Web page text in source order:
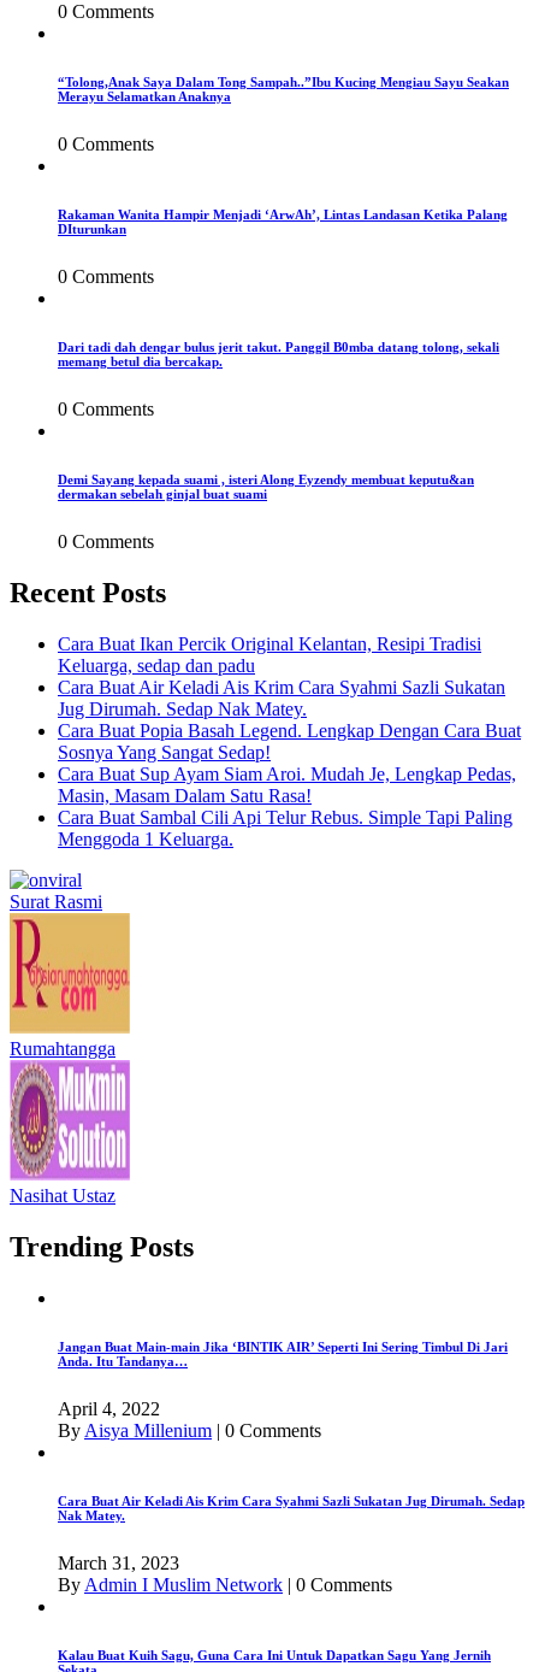
0 Comments
“Tolong,Anak Saya Dalam Tong Sampah..”Ibu Kucing Mengiau Sayu Seakan
Merayu Selamatkan Anaknya
0 Comments
Rakaman Wanita Hampir Menjadi ‘ArwAh’, Lintas Landasan Ketika Palang
DIturunkan
0 Comments
Dari tadi dah dengar bulus jerit takut. Panggil B0mba datang tolong, sekali
memang betul dia bercakap.
0 Comments
Demi Sayang kepada suami , isteri Along Eyzendy membuat keputu&an
dermakan sebelah ginjal buat suami
0 Comments
Recent Posts
Cara Buat Ikan Percik Original Kelantan, Resipi Tradisi
Keluarga, sedap dan padu
Cara Buat Air Keladi Ais Krim Cara Syahmi Sazli Sukatan
Jug Dirumah. Sedap Nak Matey.
Cara Buat Popia Basah Legend. Lengkap Dengan Cara Buat
Sosnya Yang Sangat Sedap!
Cara Buat Sup Ayam Siam Aroi. Mudah Je, Lengkap Pedas,
Masin, Masam Dalam Satu Rasa!
Cara Buat Sambal Cili Api Telur Rebus. Simple Tapi Paling
Menggoda 1 Keluarga.
Surat Rasmi
Rumahtangga
Nasihat Ustaz
Trending Posts
Jangan Buat Main-main Jika ‘BINTIK AIR’ Seperti Ini Sering Timbul Di Jari
Anda. Itu Tandanya…
April 4, 2022
By Aisya Millenium | 0 Comments
Cara Buat Air Keladi Ais Krim Cara Syahmi Sazli Sukatan Jug Dirumah. Sedap
Nak Matey.
March 31, 2023
By Admin I Muslim Network | 0 Comments
Kalau Buat Kuih Sagu, Guna Cara Ini Untuk Dapatkan Sagu Yang Jernih
Sekata.